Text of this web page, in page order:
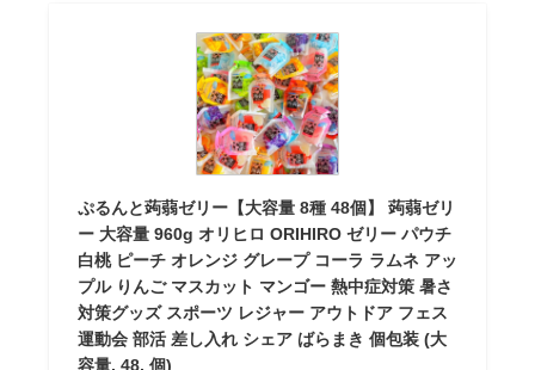
ぷるんと蒟蒻ゼリー【大容量 8種 48個】 蒟蒻ゼリ
ー 大容量 960g オリヒロ ORIHIRO ゼリー パウチ
白桃 ピーチ オレンジ グレープ コーラ ラムネ アッ
プル りんご マスカット マンゴー 熱中症対策 暑さ
対策グッズ スポーツ レジャー アウトドア フェス
運動会 部活 差し入れ シェア ばらまき 個包装 (大
容量, 48, 個)